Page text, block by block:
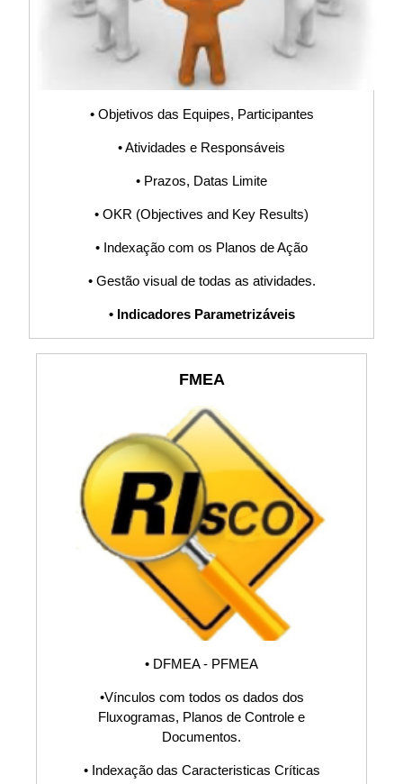
• Objetivos das Equipes, Participantes
• Atividades e Responsáveis
• Prazos, Datas Limite
• OKR (Objectives and Key Results)
• Indexação com os Planos de Ação
• Gestão visual de todas as atividades.
• Indicadores Parametrizáveis
FMEA
• DFMEA - PFMEA
•Vínculos com todos os dados dos
Fluxogramas, Planos de Controle e
Documentos.
• Indexação das Caracteristicas Críticas
Mestra, Protocolo,
Implementação,
ISO9001,
IATF16949,
Procedimento,
POP, Fluxograma,
PDCA, Planilha,
Software, Sistema
Controle de
Documentos,
ISO14001,
ISO22000,
ISO27002,
ISO30304,